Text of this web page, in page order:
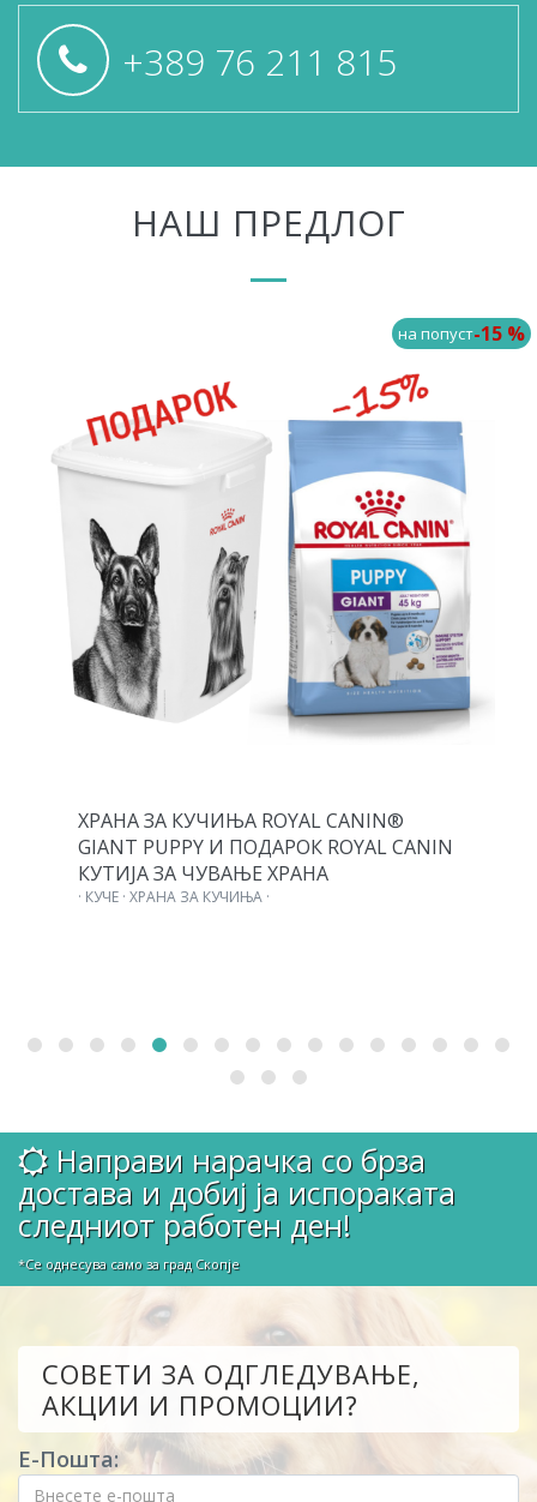
+389 76 211 815
НАШ ПРЕДЛОГ
на попуст-15 %
ХРАНА ЗА КУЧИЊА ROYAL CANIN®
GIANT PUPPY И ПОДАРОК ROYAL CANIN
КУТИЈА ЗА ЧУВАЊЕ ХРАНА
· КУЧЕ · ХРАНА ЗА КУЧИЊА ·
Направи нарачка со брза
достава и добиј ја испораката
следниот работен ден!
*Се однесува само за град Скопје
СОВЕТИ ЗА ОДГЛЕДУВАЊЕ,
АКЦИИ И ПРОМОЦИИ?
Е-Пошта: